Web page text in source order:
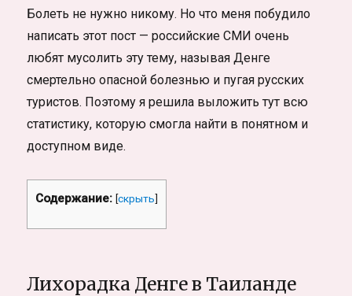
Болеть не нужно никому. Но что меня побудило
написать этот пост — российские СМИ очень
любят мусолить эту тему, называя Денге
смертельно опасной болезнью и пугая русских
туристов. Поэтому я решила выложить тут всю
статистику, которую смогла найти в понятном и
доступном виде.
Содержание: [скрыть]
Лихорадка Денге в Таиланде